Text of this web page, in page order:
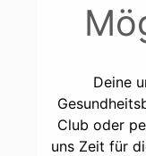
Deine
Club oder
uns Zeit für